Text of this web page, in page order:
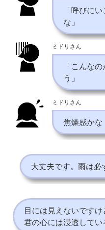
「呼びに
な」
ミドリさん
「こんな
う」
ミドリさん
焦燥感かな
大丈夫です。雨は必
目には見えないです
君の心には浸透してい